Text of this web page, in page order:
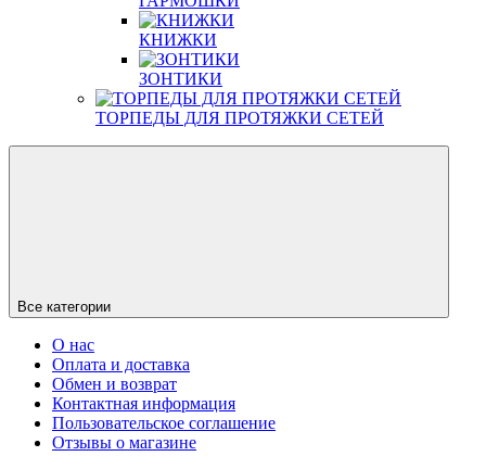
КНИЖКИ
ЗОНТИКИ
ТОРПЕДЫ ДЛЯ ПРОТЯЖКИ СЕТЕЙ
Все категории
О нас
Оплата и доставка
Обмен и возврат
Контактная информация
Пользовательское соглашение
Отзывы о магазине